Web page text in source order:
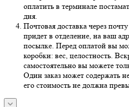
оплатить в терминале
дня.
Почтовая доставка через
придет в отделение, на ваш
посылке. Перед оплатой вы
коробки: вес, целостность.
самостоятельно вы можете
Один заказ может содержать
его стоимость не должна